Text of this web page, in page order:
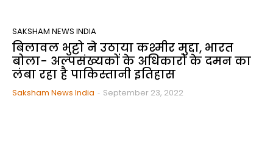
SAKSHAM NEWS INDIA
बिलावल भुट्टो ने उठाया कश्मीर मुद्दा, भारत
बोला- अल्पसंख्यकों के अधिकारों के दमन का
लंबा रहा है पाकिस्तानी इतिहास
Saksham News India - September 23, 2022